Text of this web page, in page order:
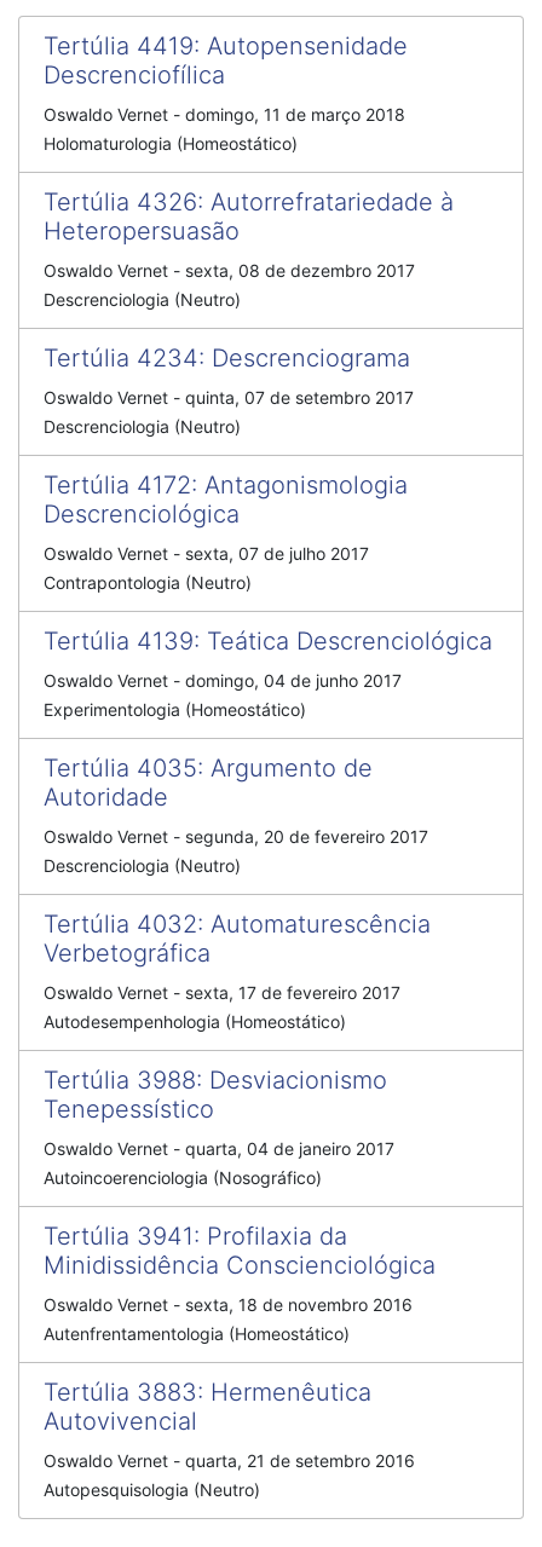
Tertúlia 4419: Autopensenidade
Descrenciofílica
Oswaldo Vernet - domingo, 11 de março 2018
Holomaturologia (Homeostático)
Tertúlia 4326: Autorrefratariedade à
Heteropersuasão
Oswaldo Vernet - sexta, 08 de dezembro 2017
Descrenciologia (Neutro)
Tertúlia 4234: Descrenciograma
Oswaldo Vernet - quinta, 07 de setembro 2017
Descrenciologia (Neutro)
Tertúlia 4172: Antagonismologia
Descrenciológica
Oswaldo Vernet - sexta, 07 de julho 2017
Contrapontologia (Neutro)
Tertúlia 4139: Teática Descrenciológica
Oswaldo Vernet - domingo, 04 de junho 2017
Experimentologia (Homeostático)
Tertúlia 4035: Argumento de
Autoridade
Oswaldo Vernet - segunda, 20 de fevereiro 2017
Descrenciologia (Neutro)
Tertúlia 4032: Automaturescência
Verbetográfica
Oswaldo Vernet - sexta, 17 de fevereiro 2017
Autodesempenhologia (Homeostático)
Tertúlia 3988: Desviacionismo
Tenepessístico
Oswaldo Vernet - quarta, 04 de janeiro 2017
Autoincoerenciologia (Nosográfico)
Tertúlia 3941: Profilaxia da
Minidissidência Conscienciológica
Oswaldo Vernet - sexta, 18 de novembro 2016
Autenfrentamentologia (Homeostático)
Tertúlia 3883: Hermenêutica
Autovivencial
Oswaldo Vernet - quarta, 21 de setembro 2016
Autopesquisologia (Neutro)